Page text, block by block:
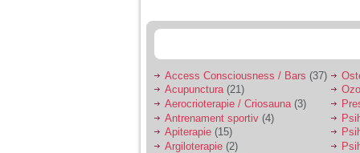
sa se manifeste o
Ma aflu aici pentru ca
vreau sa stiu daca am
nevoie de un psiholog
sau psihiatru.
Access Consciousness / Bars (37)
Acupunctura(21)
Aerocrioterapie / Criosauna (3)
Antrenament sportiv (4)
Apiterapie (15)
Argiloterapie (2)